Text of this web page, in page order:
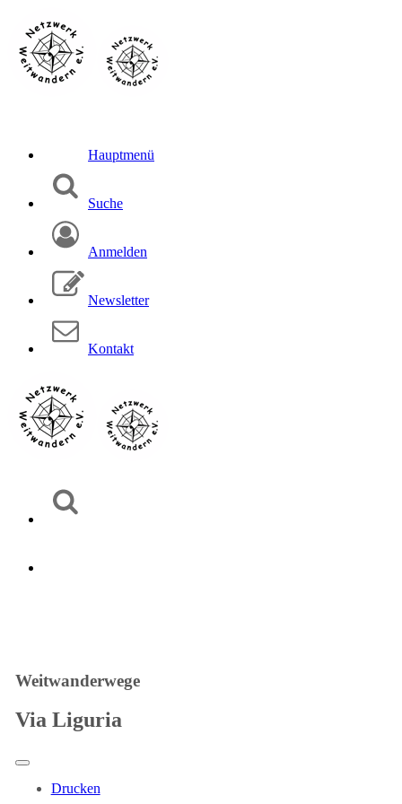
Hauptmenü
Suche
Anmelden
Newsletter
Kontakt
Weitwanderwege
Via Liguria
Drucken